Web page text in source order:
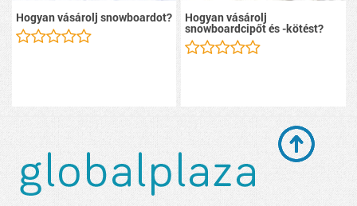
Hogyan vásárolj snowboardot? Hogyan vásárolj
snowboardcipőt és -kötést?